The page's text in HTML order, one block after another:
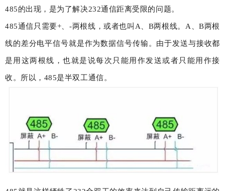
485的出现，是为了解决232通信距离受限的问题。
485通信只需要+、-两根线，或者也叫A、B两根线。A、B两根
线的差分电平信号就是作为数据信号传输。由于发送与接收都
是用这两根线，也就是说每次只能用作发送或者只能用作接
收。所以，485是半双工通信。